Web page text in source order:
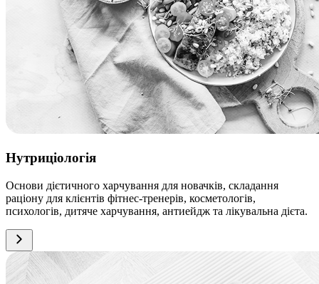
Нутриціологія
Основи дієтичного харчування для новачків, складання
раціону для клієнтів фітнес-тренерів, косметологів,
психологів, дитяче харчування, антиейдж та лікувальна дієта.